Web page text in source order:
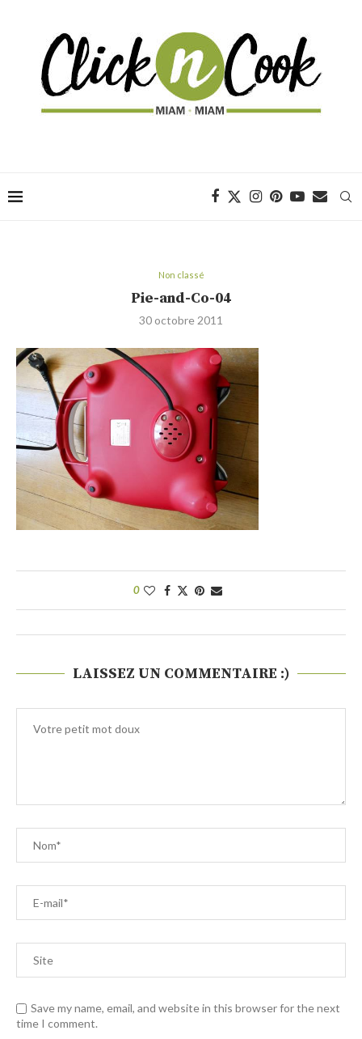
Non classé
Pie-and-Co-04
30 octobre 2011
0
LAISSEZ UN COMMENTAIRE :)
Save my name, email, and website in this browser for the next
time I comment.